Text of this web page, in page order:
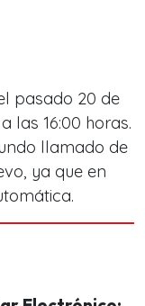
pasado 20 de
las 16:00 horas.
llamado de
ya que en